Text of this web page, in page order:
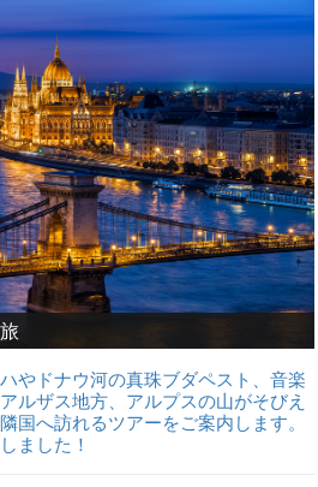
やドナウ河の真珠ブダペスト、音楽
ルザス地方、アルプスの山がそびえ
国へ訪れるツアーをご案内します。
ました！